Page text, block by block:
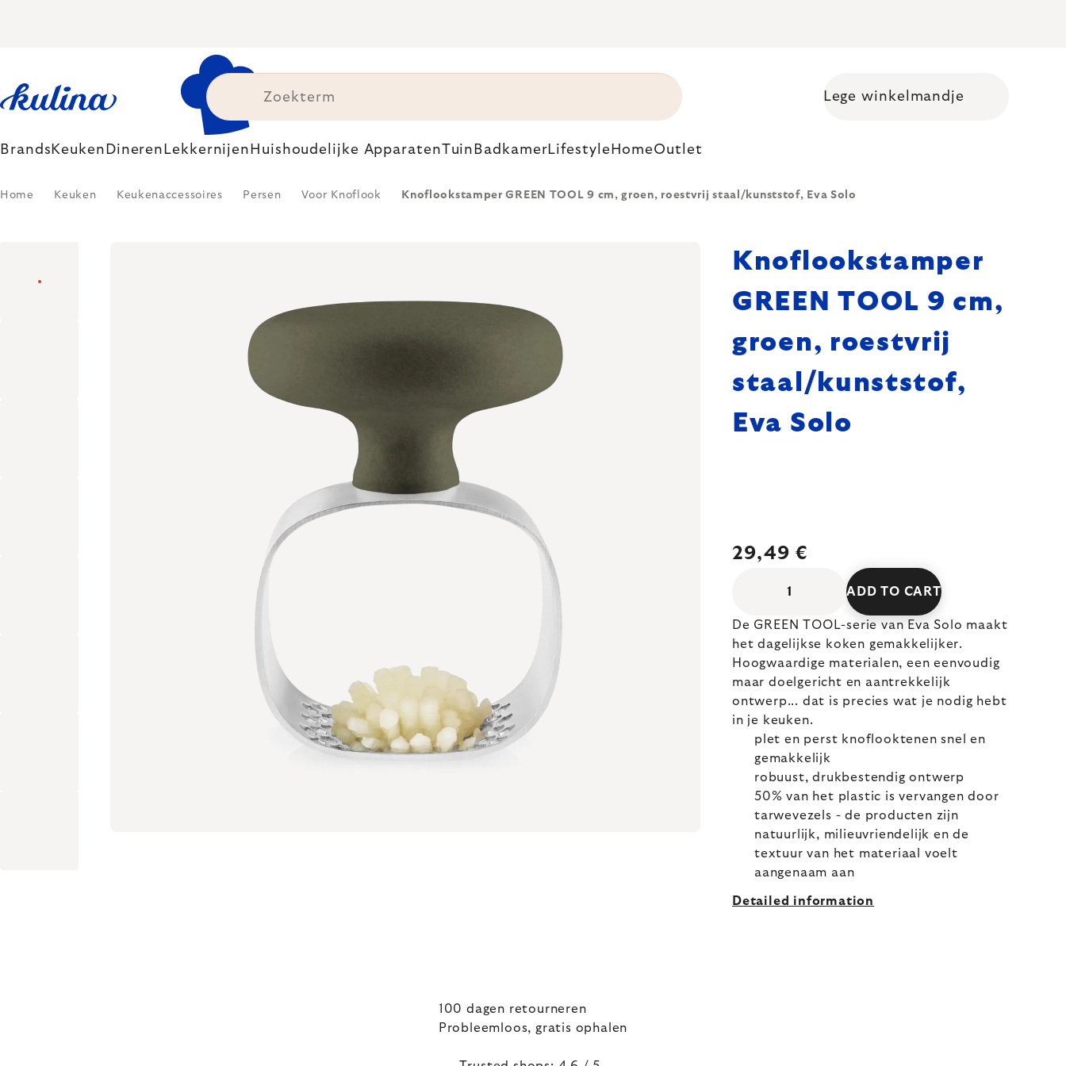
Shopping cart
Lege winkelmandje
Brands Keuken Dineren Lekkernijen Huishoudelijke ApparatenTuin BadkamerLifestyle HomeOutlet
Home Keuken Keukenaccessoires Persen Voor Knoflook Knoflookstamper GREEN TOOL 9 cm, groen, roestvrij staal/kunststof, Eva Solo
Knoflookstamper
GREEN TOOL 9 cm,
groen, roestvrij
staal/kunststof,
Eva Solo
29,49 €
ADD TO CART
De GREEN TOOL-serie van Eva Solo maakt
het dagelijkse koken gemakkelijker.
Hoogwaardige materialen, een eenvoudig
maar doelgericht en aantrekkelijk
ontwerp... dat is precies wat je nodig hebt
in je keuken.
plet en perst knoflooktenen snel en
gemakkelijk
robuust, drukbestendig ontwerp
50% van het plastic is vervangen door
tarwevezels - de producten zijn
natuurlijk, milieuvriendelijk en de
textuur van het materiaal voelt
aangenaam aan
Detailed information
100 dagen retourneren
Probleemloos, gratis ophalen